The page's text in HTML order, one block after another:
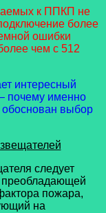
к ППКП не
более
ошибки
чем с 512
интересный
почему именно
выбор
следует
преобладающей
пожара,
на